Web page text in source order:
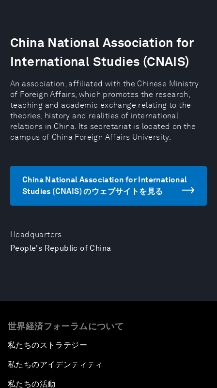
Headquarters
People's Republic of China
China National Association for
International Studies (CNAIS)
An association, affiliated with the Chinese Ministry
of Foreign Affairs, which promotes the research,
teaching and academic exchange relating to the
theories, history and realities of international
relations in China. Its secretariat is located on the
campus of China Foreign Affairs University.
China National Association for International
Studies (CNAIS) のウェブサイトを見る
世界経済フォーラムについて
私たちのストラテジー
私たちのアイデンティティ
私たちの活動